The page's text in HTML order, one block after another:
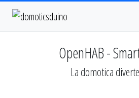
OpenHAB -
La domotica